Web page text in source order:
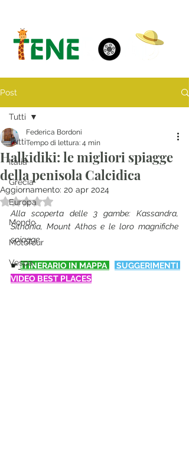
Post
Tutti
Italia
Grecia
Europa
Mondo
MotoTour
Vespa
Tutti
Halkidiki: le migliori spiagge
della penisola Calcidica
Federica Bordoni
Tempo di lettura: 4 min
Aggiornamento: 20 apr 2024
Valutazione NaN stelle su 5.
Alla scoperta delle 3 gambe: Kassandra,
Sithonia, Mount Athos e le loro magnifiche
spiagge.
☛ ITINERARIO IN MAPPA
VIDEO BEST PLACES